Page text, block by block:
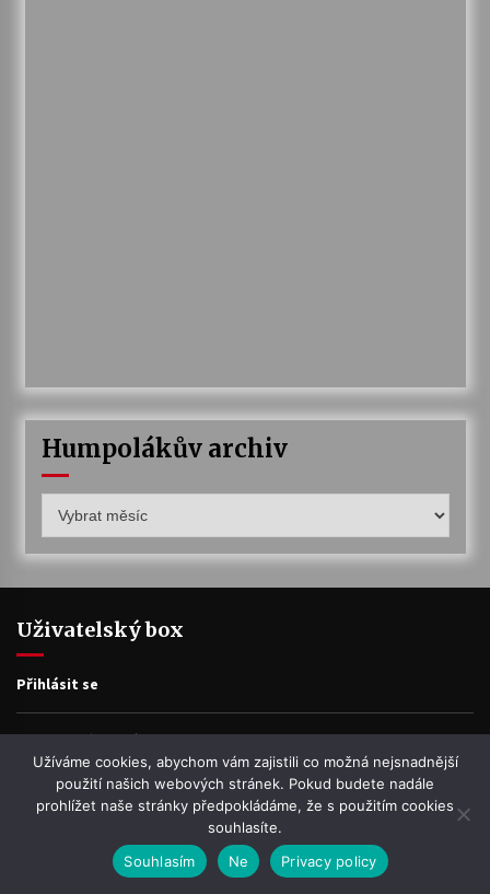
Humpolákův archiv
archiv
Uživatelský box
Přihlásit se
Zdroj kanálů (příspěvky)
Kanál komentářů
Česká lokalizace
Užíváme cookies, abychom vám zajistili co možná nejsnadnější
použití našich webových stránek. Pokud budete nadále
prohlížet naše stránky předpokládáme, že s použitím cookies
souhlasíte.
Souhlasím
Ne Privacy policy